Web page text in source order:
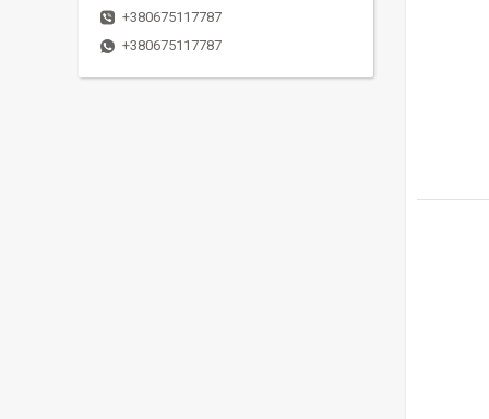
+380675117787
+380675117787